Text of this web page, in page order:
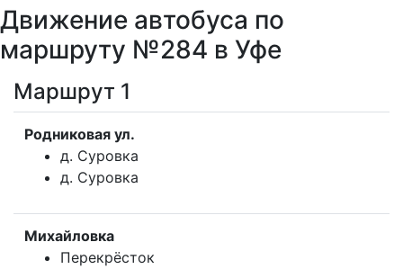
Движение автобуса по
маршруту №284 в Уфе
Маршрут 1
Родниковая ул.
д. Суровка
д. Суровка
Михайловка
Перекрёсток